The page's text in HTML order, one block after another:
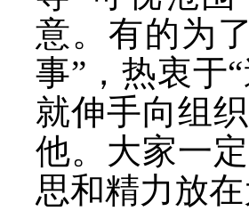
意。有的为
事”，热衷于
就伸手向组
他。大家一
思和精力放